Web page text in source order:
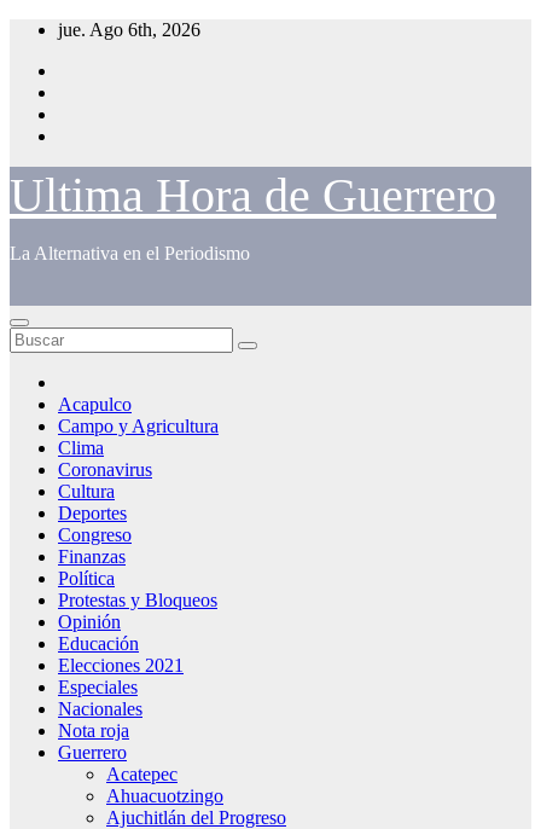
Saltar
contenido
jue. Ago 6th, 2026
Ultima Hora de Guerrero
La Alternativa en el Periodismo
Acapulco
Campo y Agricultura
Clima
Coronavirus
Cultura
Deportes
Congreso
Finanzas
Política
Protestas y Bloqueos
Opinión
Educación
Elecciones 2021
Especiales
Nacionales
Nota roja
Guerrero
Acatepec
Ahuacuotzingo
Ajuchitlán del Progreso